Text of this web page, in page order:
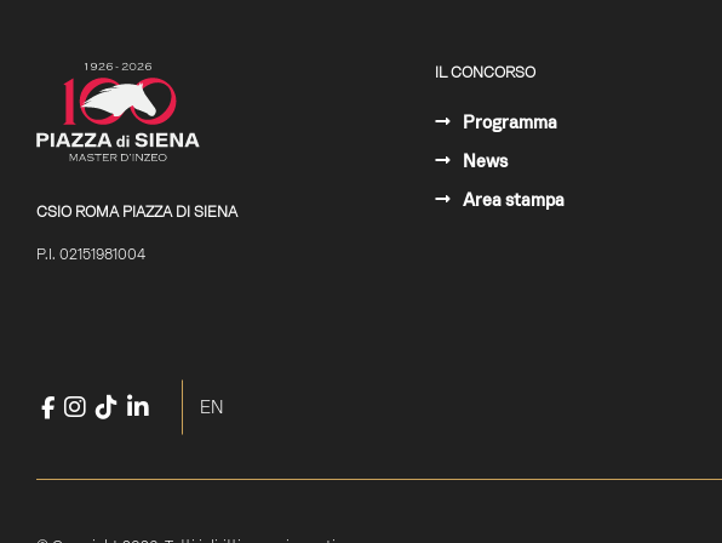
CSIO ROMA PIAZZA DI SIENA
P.I. 02151981004
IL CONCORSO
Programma
News
Area stampa
Facebook
Instagram
TikTok LinkedIn
YouTube
Seleziona la tua lingua
EN